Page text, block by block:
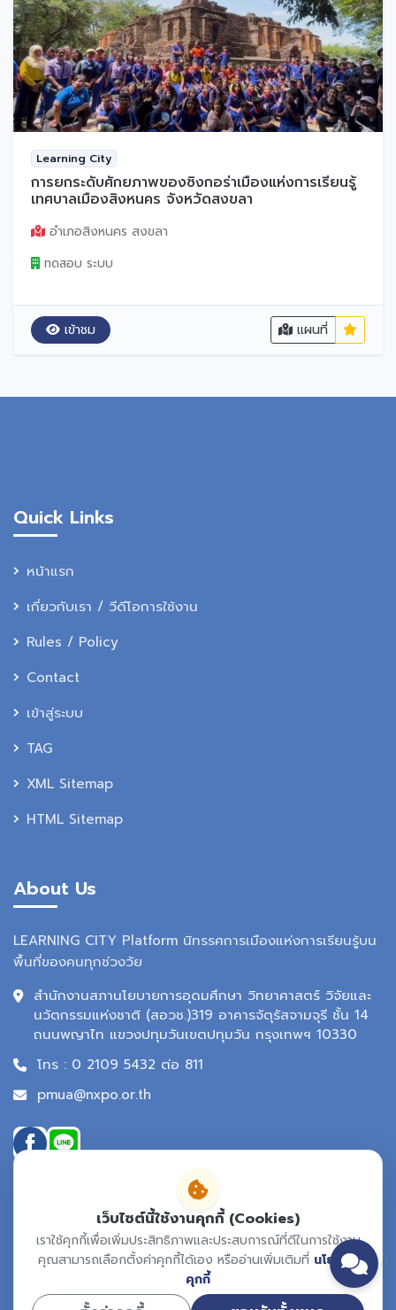
Learning City
การยกระดับศักยภาพของซิงกอร่าเมืองแห่งการเรียนรู้
เทศบาลเมืองสิงหนคร จังหวัดสงขลา
อำเภอสิงหนคร สงขลา
ทดสอบ ระบบ
เข้าชม แผนที่
Quick Links
หน้าแรก
เกี่ยวกับเรา / วีดีโอการใช้งาน
Rules / Policy
Contact
เข้าสู่ระบบ
TAG
XML Sitemap
HTML Sitemap
About Us
LEARNING CITY Platform นิทรรศการเมืองแห่งการเรียนรู้บน
พื้นที่ของคนทุกช่วงวัย
สำนักงานสภานโยบายการอุดมศึกษา วิทยาศาสตร์ วิจัยและ
นวัตกรรมแห่งชาติ (สอวช.)319 อาคารจัตุรัสจามจุรี ชั้น 14
ถนนพญาไท แขวงปทุมวันเขตปทุมวัน กรุงเทพฯ 10330
โทร : 0 2109 5432 ต่อ 811
pmua@nxpo.or.th
เว็บไซต์นี้ใช้งานคุกกี้ (Cookies)
เราใช้คุกกี้เพื่อเพิ่มประสิทธิภาพและประสบการณ์ที่ดีในการใช้งาน
คุณสามารถเลือกตั้งค่าคุกกี้ได้เอง หรืออ่านเพิ่มเติมที่ นโยบาย
คุกกี้